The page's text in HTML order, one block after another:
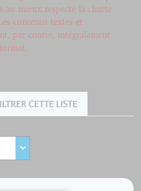
au mieux respecté la charte
contenus textes et
par contre, intégralement
CETTE LISTE